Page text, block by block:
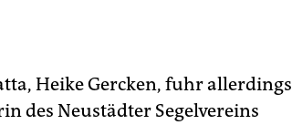
Heike Gercken, fuhr allerdings
des Neustädter Segelvereins